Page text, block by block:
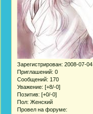
Зарегистрирован: 2008-07-04
Приглашений: 0
Сообщений: 170
Уважение: [+8/-0]
Позитив: [+0/-0]
Пол: Женский
Провел на форуме: